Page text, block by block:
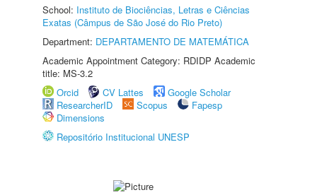
School: Instituto de Biociências, Letras e Ciências
Exatas (Câmpus de São José do Rio Preto)
Department: DEPARTAMENTO DE MATEMÁTICA
Academic Appointment Category: RDIDP Academic
title: MS-3.2
Orcid
CV Lattes
Google Scholar
ResearcherID
Scopus
Fapesp
Dimensions
Repositório Institucional UNESP